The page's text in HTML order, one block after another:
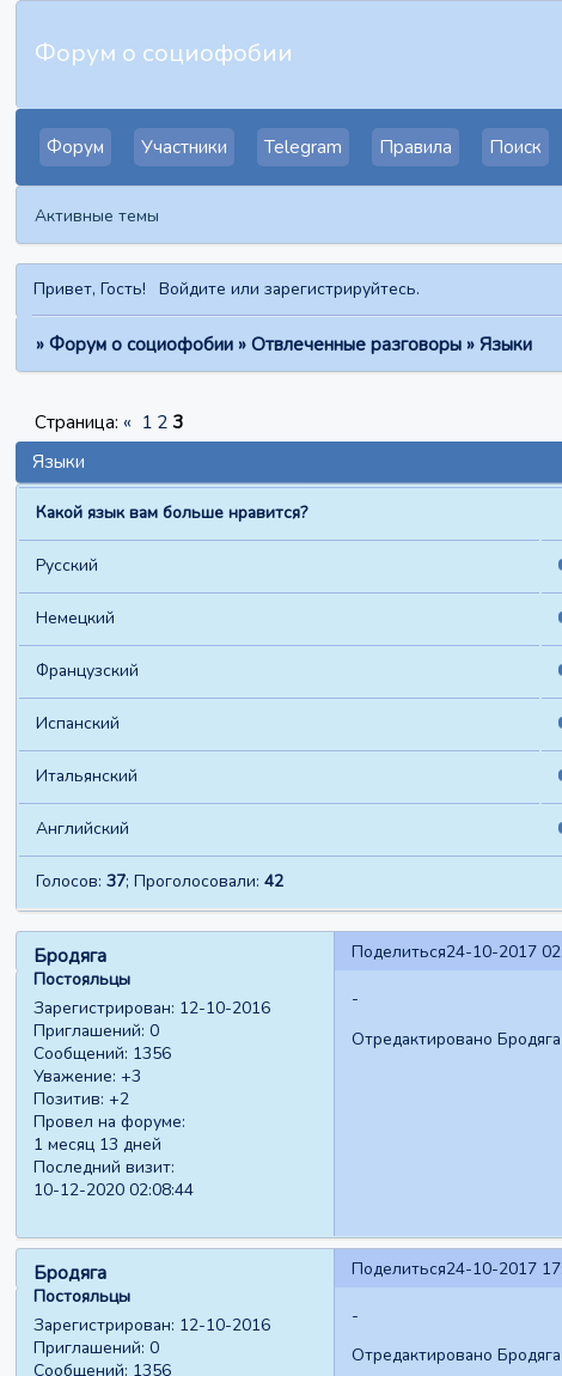
Форум о социофобии
Форум Участники Telegram Правила Поиск
Активные темы
Привет, Гость! Войдите илизарегистрируйтесь.
» Форум о социофобии » Отвлеченные разговоры » Языки
Языки
Страница: « 1 2 3
Какой язык вам больше нравится?
Русский
Немецкий
Французский
Испанский
Итальянский
Английский
Голосов:37;Проголосовали:42
Поделиться24-10-2017
Бродяга
Постояльцы
Зарегистрирован: 12-10-2016
Приглашений: 0
Сообщений: 1356
Уважение: +3
Позитив: +2
Провел на форуме:
1 месяц 13 дней
Последний визит:
10-12-2020 02:08:44
-
Отредактировано
Поделиться24-10-2017
Бродяга
Постояльцы
Зарегистрирован: 12-10-2016
Приглашений: 0
Сообщений: 1356
-
Отредактировано